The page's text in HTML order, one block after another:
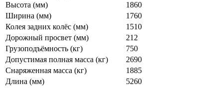
Высота (мм)
1860
Ширина (мм)
1760
Колея задних колёс (мм)
1510
Дорожный просвет (мм)
212
Грузоподъёмность (кг)
750
Допустимая полная масса (кг)
2690
Снаряженная масса (кг)
1885
Длина (мм)
5260